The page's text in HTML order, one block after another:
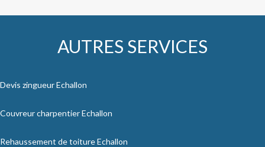
AUTRES SERVICES
Devis zingueur Echallon
Couvreur charpentier Echallon
Rehaussement de toiture Echallon